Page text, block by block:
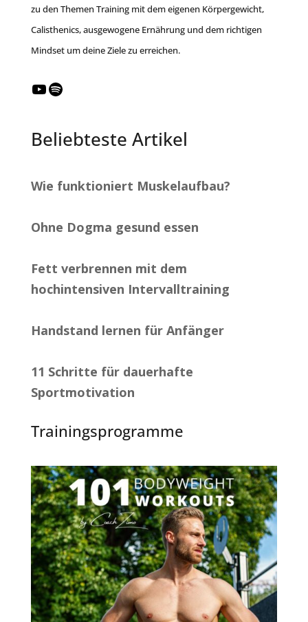
zu den Themen Training mit dem eigenen Körpergewicht,
Calisthenics, ausgewogene Ernährung und dem richtigen
Mindset um deine Ziele zu erreichen.
YouTube
Beliebteste Artikel
Wie funktioniert Muskelaufbau?
Ohne Dogma gesund essen
Fett verbrennen mit dem
hochintensiven Intervalltraining
Handstand lernen für Anfänger
11 Schritte für dauerhafte
Sportmotivation
Trainingsprogramme